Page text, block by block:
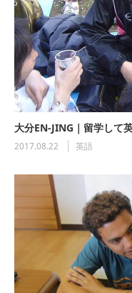
大分EN-JING｜留学して
2017.08.22 英語